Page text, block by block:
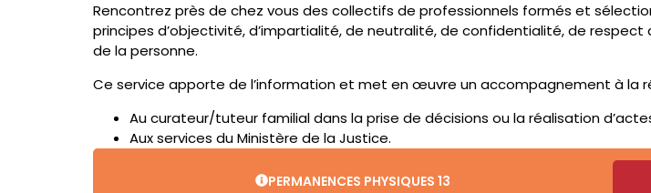
Rencontrez près de chez vous des collectifs de professionnels formés et
principes d’objectivité, d’impartialité, de neutralité, de confidentialité, de
de la personne.
Ce service apporte de l’information et met en œuvre un accompagnement à la
Au curateur/tuteur familial dans la prise de décisions ou la réalisation
Aux services du Ministère de la Justice.
PERMANENCES PHYSIQUES 13